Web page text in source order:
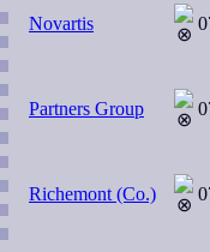
Novartis
Partners Group
Richemont (Co.)